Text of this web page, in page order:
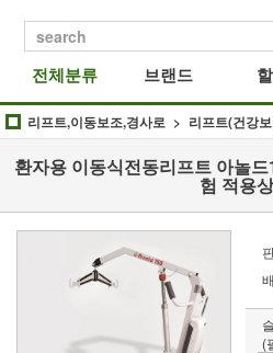
search
전체분류 브랜드
리프트,이동보조,경사로 리프트(건강
환자용 이동식전동리프트 아놀
험 적용
(